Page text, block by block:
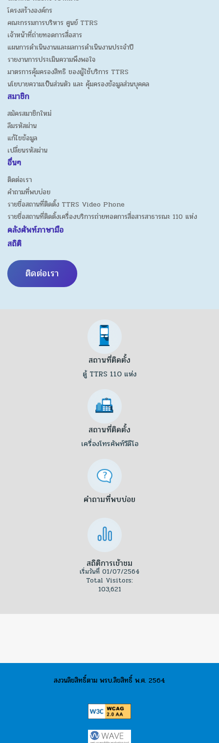
2. ข้อมูลที่เราเก็บรวบรวมผ่านบริการของ Third-
Party
มูลนิธิอาจจัดเก็บข้อมูลส่วนบุคคลของท่านซึ่งเกี่ยวกับ
ความสนใจและบริการที่ท่านใช้ ซึ่งอาจประกอบด้วยเรื่อง
เชื้อชาติ ศาสนาหรือปรัชญา ข้อมูลสุขภาพของท่าน
ข้อมูลชีวภาพ ทุพพลภาพ ความพิการ อัตลักษณ์ หรือ
ข้อมูลอื่นใด ที่จะเป็นประโยชน์ในการให้บริการ ทั้งนี้ การ
ดำเนินการดังกล่าวข้างต้น มูลนิธิจะขอความยินยอมจาก
ท่านก่อนทำการเก็บรวบรวม เว้นแต่
3.1. เป็นการปฏิบัติตามกฎหมาย เช่น พระราช
บัญญัติคุ้มครองข้อมูลส่วนบุคคล
พระราชบัญญัติว่าด้วยธุรกรรมทางอิเล็กทรอนิกส์
พระราชบัญญัติการประกอบกิจการโทรคมนาคม
ประมวลกฎหมายวิธีพิจารณาความแพ่งและอาญา
เป็นต้น
3.2. เป็นไปเพื่อประโยชน์แก่การสอบสวนของ
พนักงานสอบสวน หรือการพิจารณาพิพากษาคดี
3.3. เพื่อประโยชน์ของท่าน และการขอความ
ยินยอมไม่อาจกระทำได้ในเวลานั้น
เป็นการจำเป็นเพื่อป้องกันหรือระงับอันตราย
ต่อชีวิต ร่างกาย หรือสุขภาพของบุคคล
เป็นการจำเป็นเพื่อการปฏิบัติตามสัญญาซึ่ง
เจ้าของข้อมูลส่วนบุคคลเป็นคู่สัญญาหรือเพื่อใช้ใน
บุคคลก่อนเข้าทำสัญญานั้น
เอกสารประวัติศาสตร์หรือจดหมายเหตุ เพื่อ
ประโยชน์สาธารณะ หรือเพื่อการศึกษา วิจัย การ
ข้อมูลพฤติกรรมการใช้งาน ผ่านเครื่องมือดัง
ต่อไปนี้ Google Analytics, Google
AdWords, Hotjar และ Facebook Pixel เพื่อ
วางแผนการพัฒนา platform ในอนาคต โดยเป็น
ข้อมูลการใช้งานและไม่เกี่ยวข้องกับข้อมูลส่วน
4. วัตถุประสงค์ในการเก็บรวบรวมข้อมูลส่วนบุคคล
และการอื่น ๆตามกฎหมายเพื่อวัตถุประสงค์ ดังนี้
เพื่อใช้ในการประมวลผล บริหารจัดการ
เกี่ยวกับธุรกิจของมูลนิธิที่มีอยู่ในปัจจุบัน และอาจ
มีขึ้นในอนาคต และรวมถึงการใด ๆ เพื่อประโยชน์
ของเจ้าของข้อมูล ตลอดจนนำไปใช้ในการจัดทำ
บัญชี งบการเงิน และข้อมูลทางบัญชีของมูลนิธิ
โครงสร้างองค์กร
คณะกรรมการบริหาร ศูนย์ TTRS
เจ้าหน้าที่ถ่ายทอดการสื่อสาร
แผนการดำเนินงานและผลการดำเนินงานประจำปี
รายงานการประเมินความพึงพอใจ
มาตรการคุ้มครองสิทธิ ของผู้ใช้บริการ TTRS
นโยบายความเป็นส่วนตัว และ คุ้มครองข้อมูลส่วนบุคคล
สมาชิก
สมัครสมาชิกใหม่
ลืมรหัสผ่าน
แก้ไขข้อมูล
เปลี่ยนรหัสผ่าน
อื่นๆ
ติดต่อเรา
คำถามที่พบบ่อย
รายชื่อสถานที่ติดตั้ง TTRS Video Phone
รายชื่อสถานที่ติดตั้งเครื่องบริการถ่ายทอดการสื่อสารสาธารณะ 110 แห่ง
คลังศัพท์ภาษามือ
สถิติ
ติดต่อเรา
สถานที่ติดตั้ง
ตู้ TTRS 110 แห่ง
สถานที่ติดตั้ง
เครื่องโทรศัพท์วีดีโอ
คำถามที่พบบ่อย
สถิติการเข้าชม
เริ่มวันที่ 01/07/2564
Total Visitors:
103,621
สงวนลิขสิทธิ์ตาม พรบ.ลิขสิทธิ์ พ.ศ. 2564